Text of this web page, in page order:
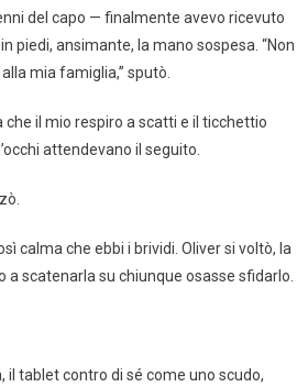
del capo — finalmente avevo ricevuto
piedi, ansimante, la mano sospesa. “Non
mia famiglia,” sputò.
che il mio respiro a scatti e il ticchettio
attendevano il seguito.
calma che ebbi i brividi. Oliver si voltò, la
a scatenarla su chiunque osasse sfidarlo.
il tablet contro di sé come uno scudo,